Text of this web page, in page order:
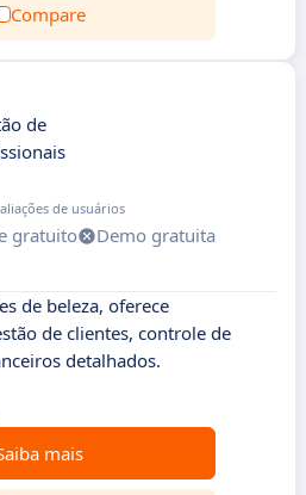
Compare
de
de usuários
gratuito
Demo gratuita
de beleza, oferece
de clientes, controle de
detalhados.
mais